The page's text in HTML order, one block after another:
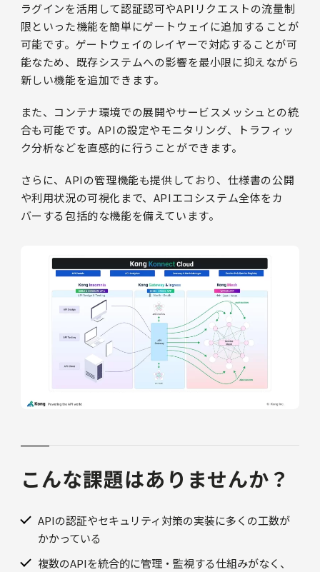
ラグインを活用して認証認可やAPIリクエストの流量制
限といった機能を簡単にゲートウェイに追加することが
可能です。ゲートウェイのレイヤーで対応することが可
能なため、既存システムへの影響を最小限に抑えながら
新しい機能を追加できます。
また、コンテナ環境での展開やサービスメッシュとの統
合も可能です。APIの設定やモニタリング、トラフィッ
ク分析などを直感的に行うことができます。
さらに、APIの管理機能も提供しており、仕様書の公開
や利用状況の可視化まで、APIエコシステム全体をカ
バーする包括的な機能を備えています。
こんな課題はありませんか？
APIの認証やセキュリティ対策の実装に多くの工数が
かかっている
複数のAPIを統合的に管理・監視する仕組みがなく、